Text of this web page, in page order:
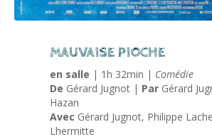
MAUVAISE PIOCHE
en salle | 1h 32min | Comédie
De Gérard Jugnot | Par Gérard
Hazan
Avec Gérard Jugnot, Philippe
Lhermitte